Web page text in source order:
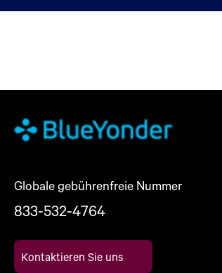
Globale gebührenfreie Nummer
833-532-4764
Kontaktieren Sie uns